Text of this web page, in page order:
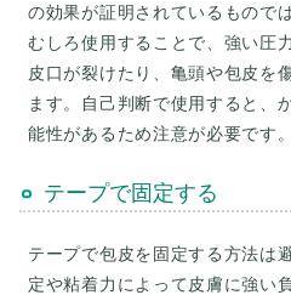
の効果が証明されているもので
むしろ使用することで、強い圧
皮口が裂けたり、亀頭や包皮を
ます。自己判断で使用すると、
テープで固定する
テープで包皮を固定する方法は
定や粘着力によって皮膚に強い